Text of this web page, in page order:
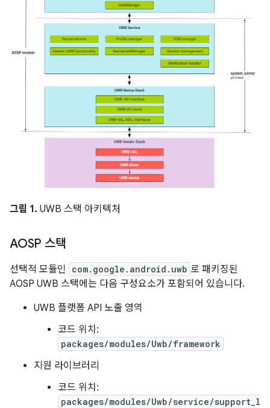
그림 1. UWB 스택 아키텍처
AOSP 스택
선택적 모듈인 com.google.android.uwb 로 패키징된
AOSP UWB 스택에는 다음 구성요소가 포함되어 있습니다.
UWB 플랫폼 API 노출 영역
코드 위치:
packages/modules/Uwb/framework
지원 라이브러리
코드 위치:
packages/modules/Uwb/service/support_l